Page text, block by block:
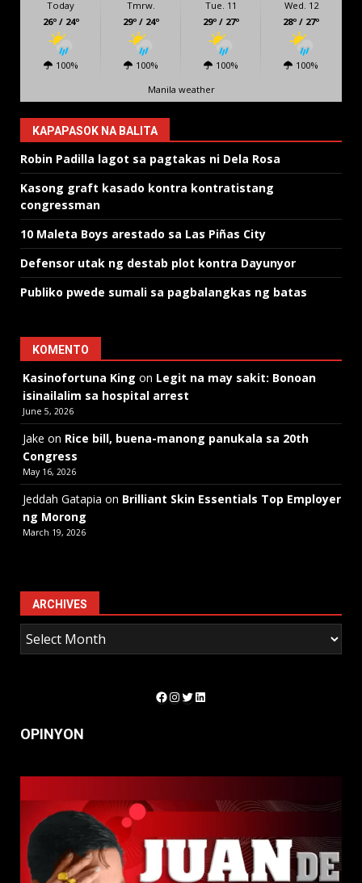
Today
26º / 24º
100%
Tmrw.
29º / 24º
100%
Tue. 11
29º / 27º
100%
Wed. 12
28º / 27º
100%
Manila weather
KAPAPASOK NA BALITA
Robin Padilla lagot sa pagtakas ni Dela Rosa
Kasong graft kasado kontra kontratistang
congressman
10 Maleta Boys arestado sa Las Piñas City
Defensor utak ng destab plot kontra Dayunyor
Publiko pwede sumali sa pagbalangkas ng batas
KOMENTO
Kasinofortuna King on Legit na may sakit: Bonoan
isinailalim sa hospital arrest
June 5, 2026
Jake on Rice bill, buena-manong panukala sa 20th
Congress
May 16, 2026
Jeddah Gatapia on Brilliant Skin Essentials Top Employer
ng Morong
March 19, 2026
ARCHIVES
Facebook
Instagram
Twitter
LinkedIn
OPINYON